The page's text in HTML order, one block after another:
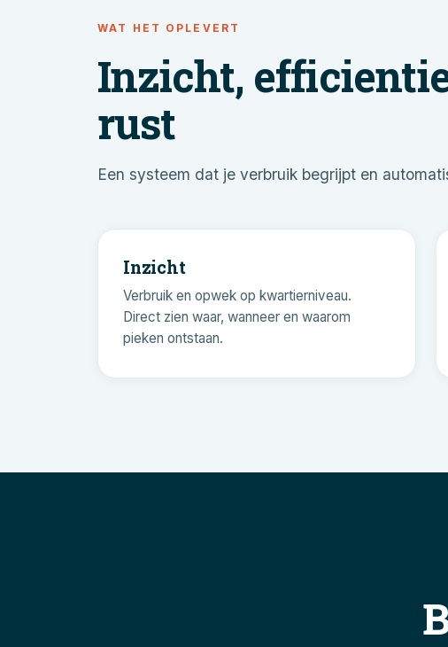
WAT HET OPLEVERT
Inzicht,
rust
Een systeem dat je verbruik begrijpt en
Inzicht
Verbruik en opwek op kwartierniveau.
Direct zien waar, wanneer en waarom
pieken ontstaan.